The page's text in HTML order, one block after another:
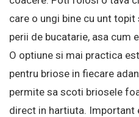
care o ungi bine cu unt
perii de bucatarie, asa cum
O optiune si mai practica
pentru briose in fiecare
permite sa scoti briosele
direct in hartiuta. Important